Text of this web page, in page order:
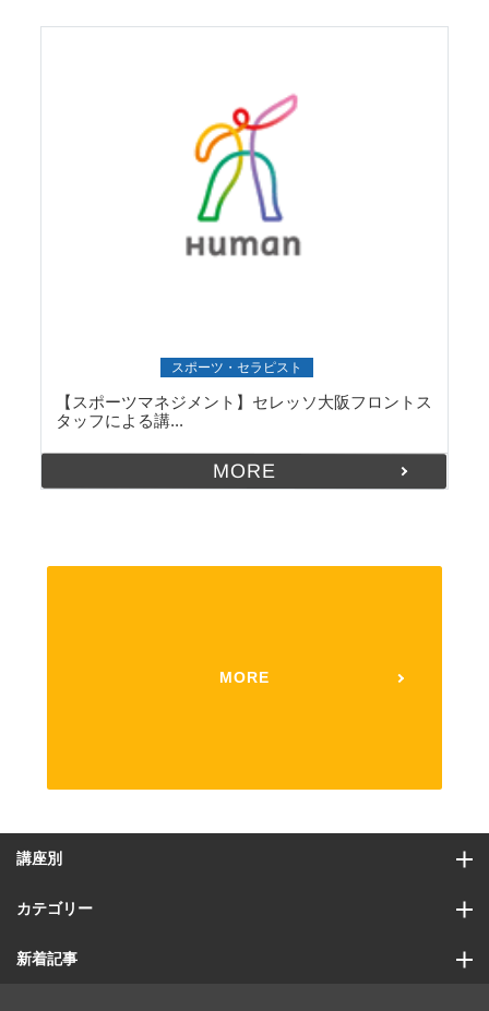
スポーツ・セラピスト
【スポーツマネジメント】セレッソ大阪フロントス
タッフによる講...
MORE
MORE
講座別
カテゴリー
新着記事